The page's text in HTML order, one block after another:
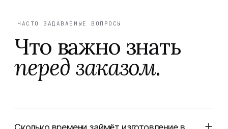
ЧАСТО ЗАДАВАЕМЫЕ ВОПРОСЫ
Что важно знать
перед заказом.